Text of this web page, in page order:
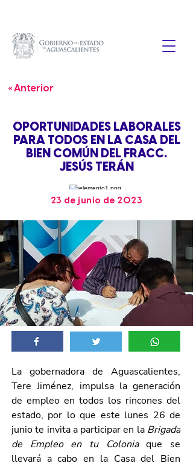
« Anterior
OPORTUNIDADES LABORALES
PARA TODOS EN LA CASA DEL
BIEN COMÚN DEL FRACC.
JESÚS TERÁN
23 de junio de 2023
La gobernadora de Aguascalientes,
Tere Jiménez, impulsa la generación
de empleo en todos los rincones del
estado, por lo que este lunes 26 de
junio te invita a participar en la Brigada
de Empleo en tu Colonia que se
llevará a cabo en la Casa del Bien